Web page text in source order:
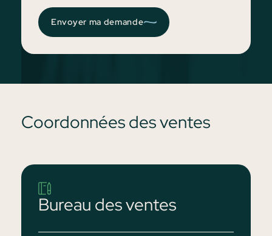
Envoyer ma demande
Coordonnées des ventes
Bureau des ventes